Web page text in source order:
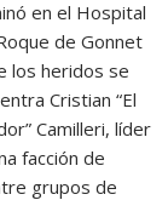
en el Hospital
de Gonnet
los heridos se
Cristian “El
Camilleri, líder
facción de
grupos de